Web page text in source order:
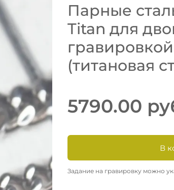
Парные
Titan для
(титановая
Задание на гравировку можно
5790.00
В